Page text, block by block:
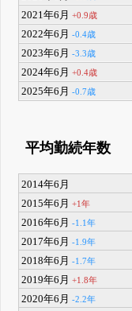
2021年6月+0.9歳
2022年6月-0.4歳
2023年6月-3.3歳
2024年6月+0.4歳
2025年6月-0.7歳
平均勤続年数
2014年6月
2015年6月+1年
2016年6月-1.1年
2017年6月-1.9年
2018年6月-1.7年
2019年6月+1.8年
2020年6月-2.2年